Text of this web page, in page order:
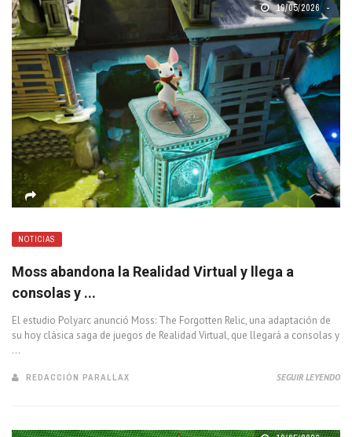
19/05/2026
NOTICIAS
Moss abandona la Realidad Virtual y llega a
consolas y ...
El estudio Polyarc anunció Moss: The Forgotten Relic, una adaptación de
su hoy clásica saga de juegos de Realidad Virtual, que llegará a consolas y
...
REDACCIÓN PARALLAX SEGUIR LEYENDO